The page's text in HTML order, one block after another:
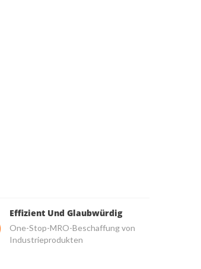
Effizient Und Glaubwürdig
One-Stop-MRO-Beschaffung von
Industrieprodukten